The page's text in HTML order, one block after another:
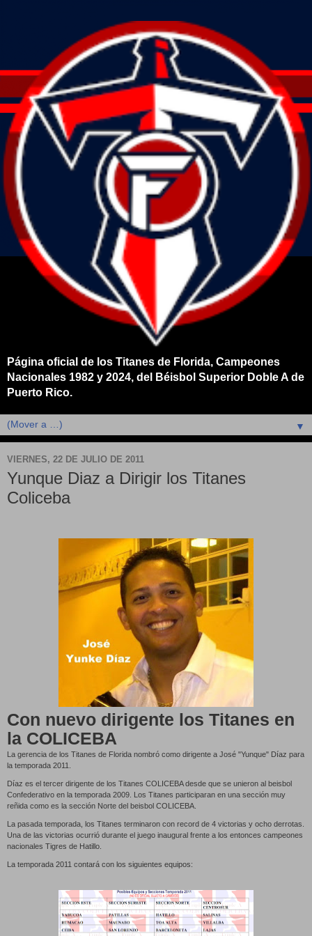
Página oficial de los Titanes de Florida, Campeones
Nacionales 1982 y 2024, del Béisbol Superior Doble A de
Puerto Rico.
▼
VIERNES, 22 DE JULIO DE 2011
Yunque Diaz a Dirigir los Titanes
Coliceba
Con nuevo dirigente los Titanes en
la COLICEBA
La gerencia de los Titanes de Florida nombró como dirigente a José "Yunque" Díaz para
la temporada 2011.
Díaz es el tercer dirigente de los Titanes COLICEBA desde que se unieron al beisbol
Confederativo en la temporada 2009. Los Titanes participaran en una sección muy
reñida como es la sección Norte del beisbol COLICEBA.
La pasada temporada, los Titanes terminaron con record de 4 victorias y ocho derrotas.
Una de las victorias ocurrió durante el juego inaugural frente a los entonces campeones
nacionales Tigres de Hatillo.
La temporada 2011 contará con los siguientes equipos: